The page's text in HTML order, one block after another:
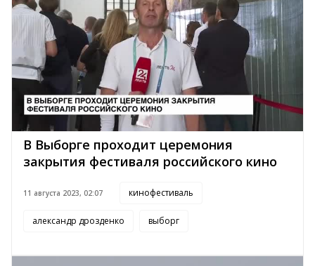
В Выборге проходит церемония
закрытия фестиваля российского кино
11 августа 2023, 02:07 кинофестиваль
александр дрозденко выборг